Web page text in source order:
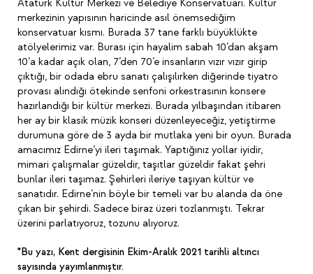
Atatürk Kültür Merkezi ve Belediye Konservatuarı. Kültür
merkezinin yapısının haricinde asıl önemsediğim
konservatuar kısmı. Burada 37 tane farklı büyüklükte
atölyelerimiz var. Burası için hayalim sabah 10’dan akşam
10’a kadar açık olan, 7’den 70’e insanların vızır vızır girip
çıktığı, bir odada ebru sanatı çalışılırken diğerinde tiyatro
provası alındığı ötekinde senfoni orkestrasının konsere
hazırlandığı bir kültür merkezi. Burada yılbaşından itibaren
her ay bir klasik müzik konseri düzenleyeceğiz, yetiştirme
durumuna göre de 3 ayda bir mutlaka yeni bir oyun. Burada
amacımız Edirne’yi ileri taşımak. Yaptığınız yollar iyidir,
mimari çalışmalar güzeldir, taşıtlar güzeldir fakat şehri
bunlar ileri taşımaz. Şehirleri ileriye taşıyan kültür ve
sanatıdır. Edirne’nin böyle bir temeli var bu alanda da öne
çıkan bir şehirdi. Sadece biraz üzeri tozlanmıştı. Tekrar
üzerini parlatıyoruz, tozunu alıyoruz.
*Bu yazı, Kent dergisinin Ekim-Aralık 2021 tarihli altıncı
sayısında yayımlanmıştır.